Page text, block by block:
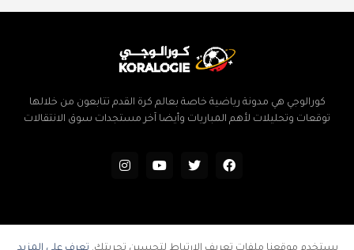
كورالوجي هي مدونة رياضية خاصة بعالم كرة القدم تتابعون من خلالها
توقعات وتحليلات لأهم المباريات وأيضا آخر مستجدات سوق الانتقالات
الرئيسية سياسة الخصوصية اتفاقية الاستخدام إتصل بنا